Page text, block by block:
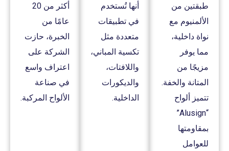
طبقتين من
الألمنيوم مع
نواة داخلية،
مما يوفر
مزيجًا من
المتانة والخفة.
تتميز ألواح
“Alusign”
بمقاومتها
للعوامل
أنها تُستخدم
في تطبيقات
متعددة مثل
تكسية المباني،
واللافتات،
والديكورات
الداخلية.
أكثر من 20
عامًا من
الخبرة، حازت
الشركة على
اعتراف واسع
في صناعة
الألواح المركبة.